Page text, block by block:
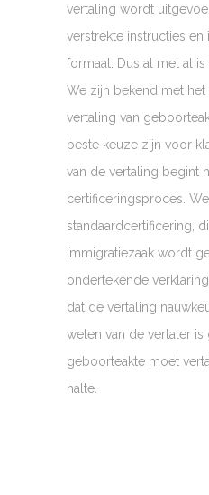
vertaling wordt
verstrekte instructies en
formaat. Dus al met al is
We zijn bekend met het
vertaling van
beste keuze zijn voor
van de vertaling begint
certificeringsproces.
standaardcertificering,
immigratiezaak wordt
ondertekende
dat de vertaling
weten van de vertaler is
geboorteakte moet
halte.